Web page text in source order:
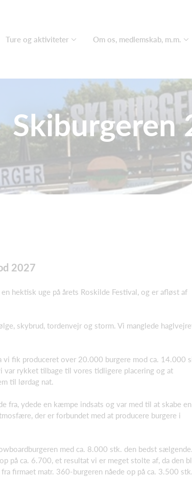
Ture og aktiviteter Om os, medlemskab, m.m.
Skiburgeren
2027
hektisk uge på årets Roskilde Festival, og er afløst af
skybrud, tordenvejr og storm. Vi manglede
fik produceret over 20.000 burgere mod ca. 14.000
var rykket tilbage til vores tidligere placering og at
til lørdag nat.
fra, ydede en kæmpe indsats og var med til at skabe
der er forbundet med at producere burgere i
med ca. 8.000 stk. den bedst sælgende.
på ca. 6.700, et resultat vi er meget stolte af, da den
firmaet matr. 360-burgeren nåede op på ca. 3.500